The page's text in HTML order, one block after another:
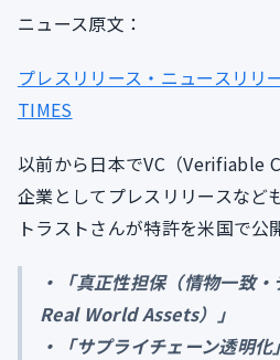
ニュース原文：
プレスリリース・ニュースリリ
TIMES
以前から日本でVC（Verifiable
企業としてプレスリリースなど
トラストさんが特許を米国で公
・「真正性担保（情物一致
Real World Assets）」
・「サプライチェーン透明化」